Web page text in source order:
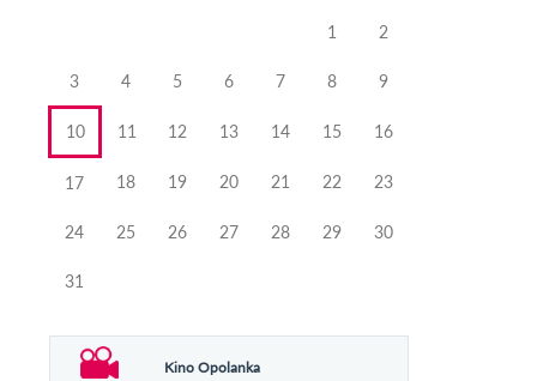
1 2
3 4 5 6 7 8 9
10 11 12 13 14 15 16
17 18 19 20 21 22 23
24 25 26 27 28 29 30
31
Kino Opolanka